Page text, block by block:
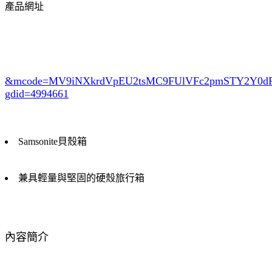
產品網址
gdid=4994661
Samsonite貝殼箱
兼具輕量與堅固的硬殼旅行箱
內容簡介